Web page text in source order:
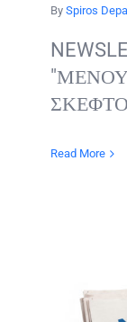
By Spiros
Read More